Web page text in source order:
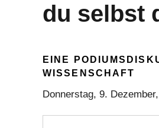
du selbst
EINE
WISSENSCHAFT
Donnerstag, 9.